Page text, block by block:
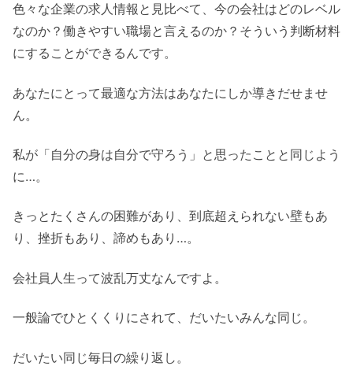
色々な企業の求人情報と見比べて、今の会社はどのレベル
なのか？働きやすい職場と言えるのか？そういう判断材料
にすることができるんです。
あなたにとって最適な方法はあなたにしか導きだせませ
ん。
私が「自分の身は自分で守ろう」と思ったことと同じよう
に…。
きっとたくさんの困難があり、到底超えられない壁もあ
り、挫折もあり、諦めもあり…。
会社員人生って波乱万丈なんですよ。
一般論でひとくくりにされて、だいたいみんな同じ。
だいたい同じ毎日の繰り返し。